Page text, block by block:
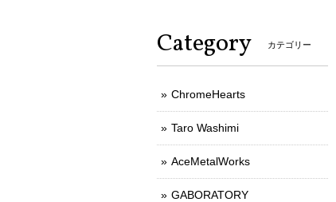
Category カテゴリー
ChromeHearts
Taro Washimi
AceMetalWorks
GABORATORY